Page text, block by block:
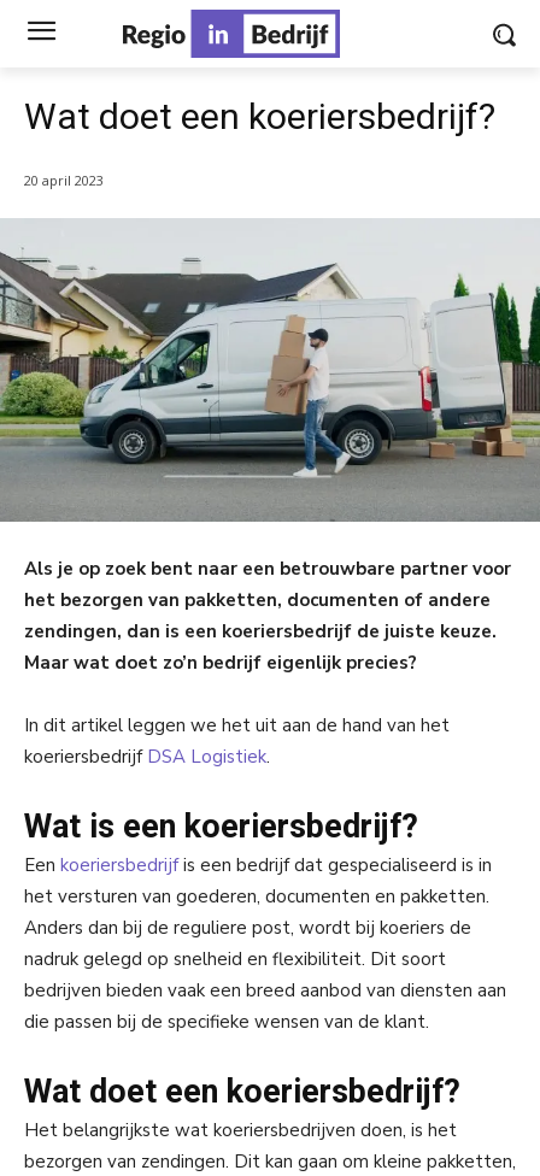
Wat doet een koeriersbedrijf?
20 april 2023
Als je op zoek bent naar een betrouwbare partner voor
het bezorgen van pakketten, documenten of andere
zendingen, dan is een koeriersbedrijf de juiste keuze.
Maar wat doet zo’n bedrijf eigenlijk precies?
In dit artikel leggen we het uit aan de hand van het
koeriersbedrijf DSA Logistiek.
Wat is een koeriersbedrijf?
Een koeriersbedrijfis een bedrijf dat gespecialiseerd is in
het versturen van goederen, documenten en pakketten.
Anders dan bij de reguliere post, wordt bij koeriers de
nadruk gelegd op snelheid en flexibiliteit. Dit soort
bedrijven bieden vaak een breed aanbod van diensten aan
die passen bij de specifieke wensen van de klant.
Wat doet een koeriersbedrijf?
Het belangrijkste wat koeriersbedrijven doen, is het
bezorgen van zendingen. Dit kan gaan om kleine pakketten,